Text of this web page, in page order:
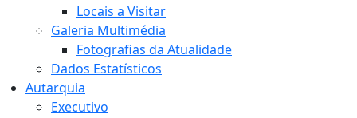
Locais a Visitar
Galeria Multimédia
Fotografias da Atualidade
Dados Estatísticos
Autarquia
Executivo